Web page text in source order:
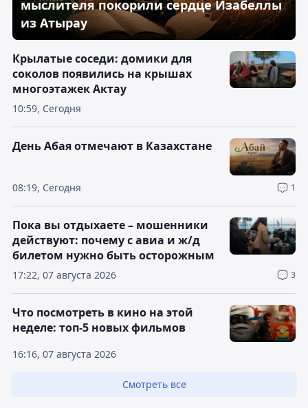
мыслителя покорили сердце Изабеллы
из Атырау
10:59, Сегодня
Крылатые соседи: домики для
соколов появились на крышах
многоэтажек Актау
08:19, Сегодня 1
День Абая отмечают в Казахстане
17:22, 07 августа 2026 3
Пока вы отдыхаете – мошенники
действуют: почему с авиа и ж/д
билетом нужно быть осторожным
16:16, 07 августа 2026
Что посмотреть в кино на этой
неделе: топ-5 новых фильмов
Смотреть все